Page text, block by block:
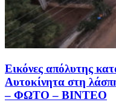
Εικόνες απόλυτης
Αυτοκίνητα στη
– ΦΩΤΟ – ΒΙΝΤΕΟ